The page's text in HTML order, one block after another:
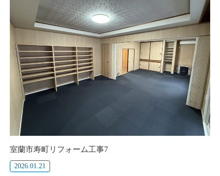
室蘭市寿町リフォーム工事7
2026.01.21